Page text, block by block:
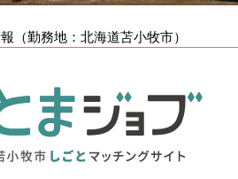
（勤務地：北海道苫小牧市）